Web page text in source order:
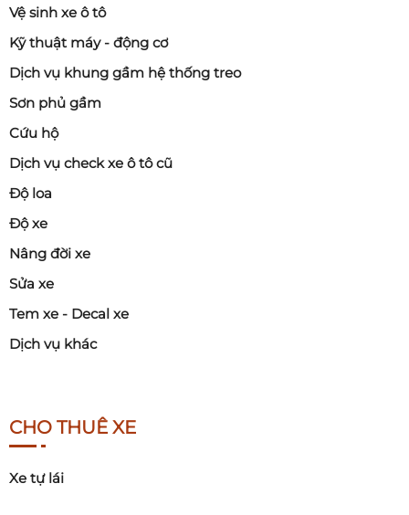
Vệ sinh xe ô tô
Kỹ thuật máy - động cơ
Dịch vụ khung gầm hệ thống treo
Sơn phủ gầm
Cứu hộ
Dịch vụ check xe ô tô cũ
Độ loa
Độ xe
Nâng đời xe
Sửa xe
Tem xe - Decal xe
Dịch vụ khác
CHO THUÊ XE
Xe tự lái